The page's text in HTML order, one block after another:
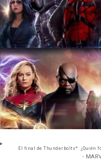
El final de Thunderbolts*: ¿Quién
-